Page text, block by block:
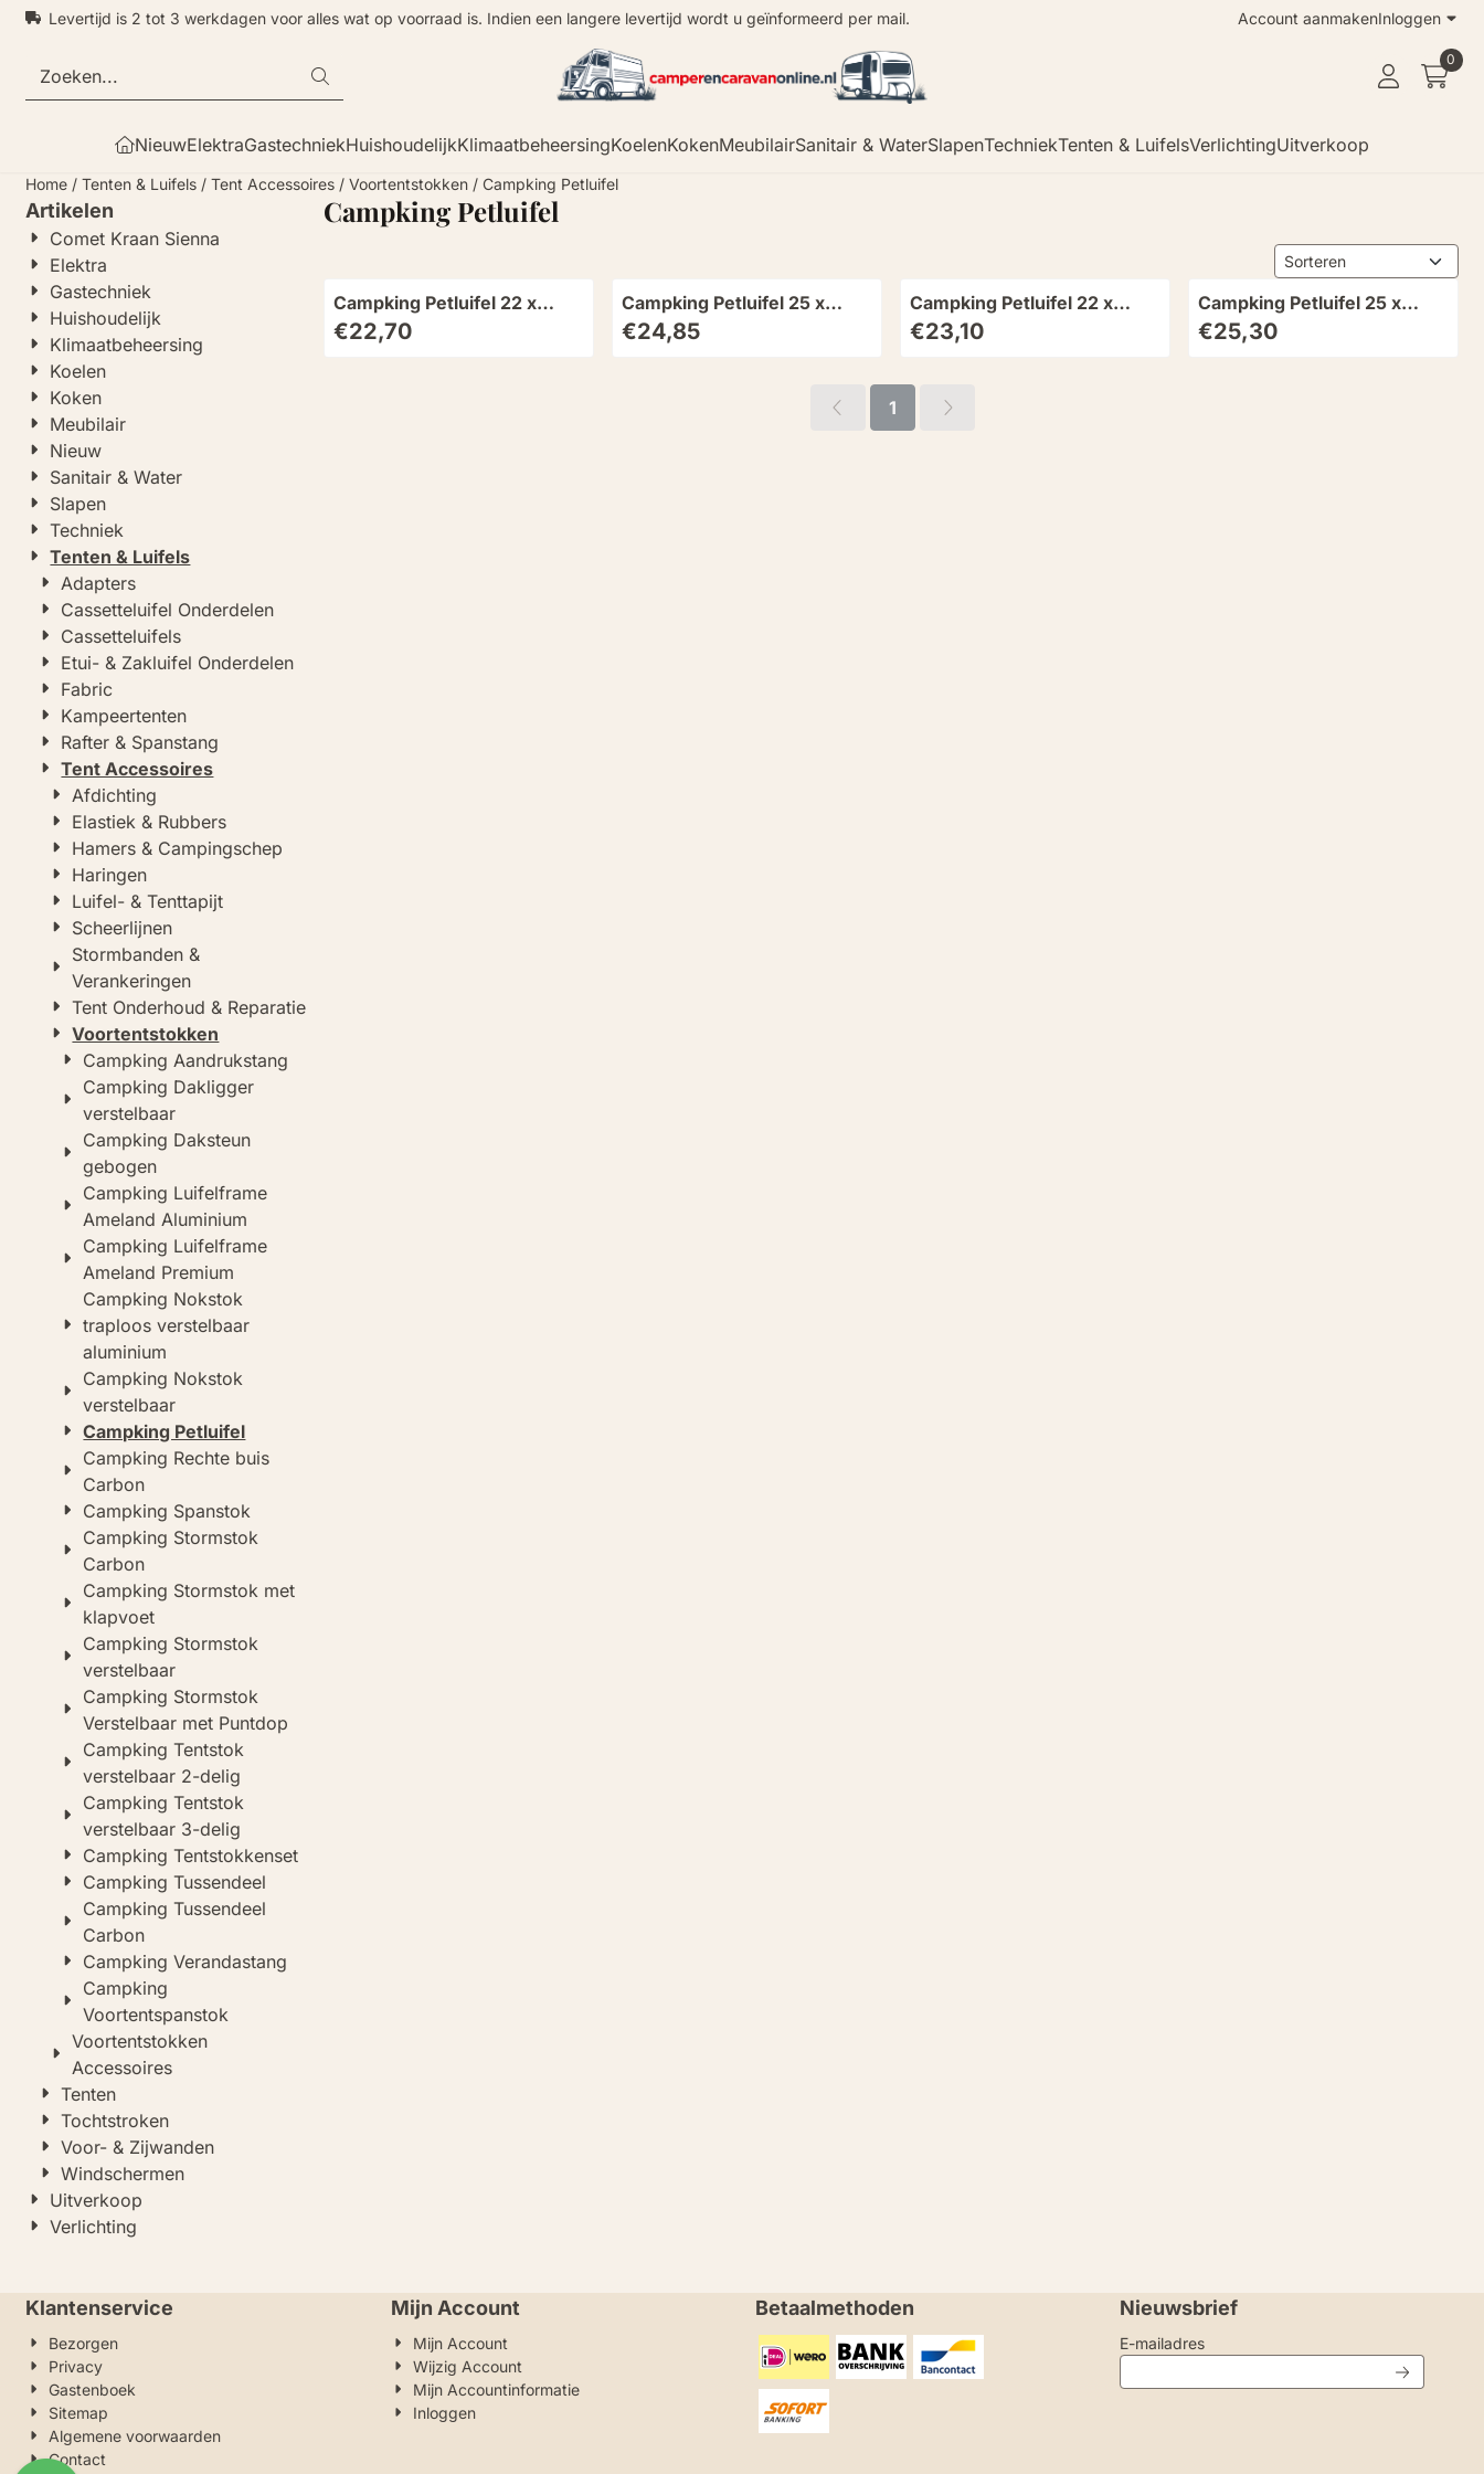
Cookievoorkeuren zijn momenteel gesloten.
Levertijd is 2 tot 3 werkdagen voor alles wat op voorraad is. Indien een langere levertijd wordt u geïnformeerd per mail. Account aanmakenInloggen
Zoeken 0
NieuwElektraGastechniekHuishoudelijkKlimaatbeheersingKoelenKokenMeubilairSanitair & WaterSlapenTechniekTenten & LuifelsVerlichtingUitverkoop
Home / Tenten & Luifels / Tent Accessoires / Voortentstokken / Campking Petluifel
Artikelen
Comet Kraan Sienna
Elektra
Gastechniek
Huishoudelijk
Klimaatbeheersing
Koelen
Koken
Meubilair
Nieuw
Sanitair & Water
Slapen
Techniek
Tenten & Luifels
Adapters
Cassetteluifel Onderdelen
Cassetteluifels
Etui- & Zakluifel Onderdelen
Fabric
Kampeertenten
Rafter & Spanstang
Tent Accessoires
Afdichting
Elastiek & Rubbers
Hamers & Campingschep
Haringen
Luifel- & Tenttapijt
Scheerlijnen
Stormbanden &
Verankeringen
Tent Onderhoud & Reparatie
Voortentstokken
Campking Aandrukstang
Campking Dakligger
verstelbaar
Campking Daksteun
gebogen
Campking Luifelframe
Ameland Aluminium
Campking Luifelframe
Ameland Premium
Campking Nokstok
traploos verstelbaar
aluminium
Campking Nokstok
verstelbaar
Campking Petluifel
Campking Rechte buis
Carbon
Campking Spanstok
Campking Stormstok
Carbon
Campking Stormstok met
klapvoet
Campking Stormstok
verstelbaar
Campking Stormstok
Verstelbaar met Puntdop
Campking Tentstok
verstelbaar 2-delig
Campking Tentstok
verstelbaar 3-delig
Campking Tentstokkenset
Campking Tussendeel
Campking Tussendeel
Carbon
Campking Verandastang
Campking
Voortentspanstok
Voortentstokken
Accessoires
Tenten
Tochtstroken
Voor- & Zijwanden
Windschermen
Uitverkoop
Verlichting
Campking Petluifel
Sorteermethode
Campking Petluifel 22 x
265mm alu 3 stuks
Prijs: 22,70
€22,70
Campking Petluifel 25 x
265mm alu 3 stuks
Prijs: 24,85
€24,85
Campking Petluifel 22 x
265mm Premium 3 stuks
Prijs: 23,10
€23,10
Campking Petluifel 25 x
265mm Prem 3 stuks
Prijs: 25,30
€25,30
1
Klantenservice
Bezorgen
Privacy
Gastenboek
Sitemap
Algemene voorwaarden
Contact
Mijn Account
Mijn Account
Wijzig Account
Mijn Accountinformatie
Inloggen
Betaalmethoden Nieuwsbrief
E-mailadresVul je e-mailadres in voor de